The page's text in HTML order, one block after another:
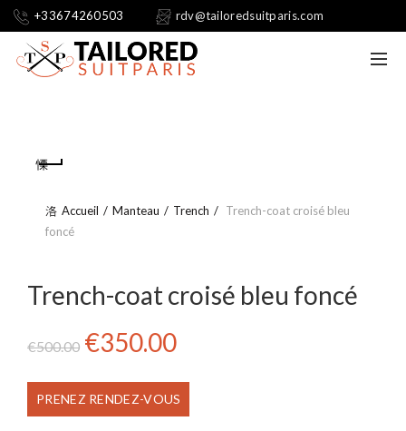
+33674260503 rdv@tailoredsuitparis.com
Accueil Manteau Trench
Trench-coat croisé bleu
foncé
Trench-coat croisé bleu foncé
€500.00 Le
prix
initial
€350.00Le
prix
actuel
PRENEZ RENDEZ-VOUS